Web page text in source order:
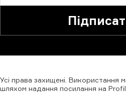
Усі права захищені. Використання
шляхом надання посилання на